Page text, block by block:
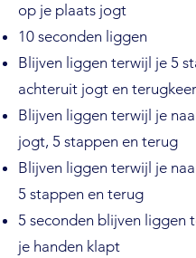
op je plaats jogt
10 seconden liggen
Blijven liggen terwijl je 5
achteruit jogt en
Blijven liggen terwijl je
jogt, 5 stappen en terug
Blijven liggen terwijl je
5 stappen en terug
5 seconden blijven liggen
je handen klapt